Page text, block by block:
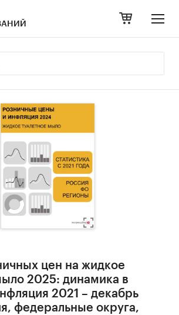
цен на жидкое
2025: динамика в
2021 – декабрь
федеральные округа,